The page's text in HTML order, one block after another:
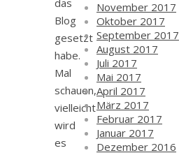
das
Blog
gesetzt
habe.
Mal
schauen,
vielleicht
wird
es
November 2017
Oktober 2017
September 2017
August 2017
Juli 2017
Mai 2017
April 2017
März 2017
Februar 2017
Januar 2017
Dezember 2016